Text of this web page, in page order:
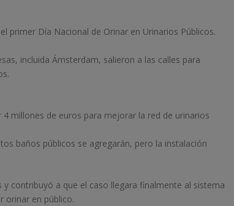
primer Día Nacional de Orinar en Urinarios Públicos.
incluida Ámsterdam, salieron a las calles para
millones de euros para mejorar la red de urinarios
baños públicos se agregarán, pero la instalación
contribuyó a que el caso llegara finalmente al sistema
orinar en público.